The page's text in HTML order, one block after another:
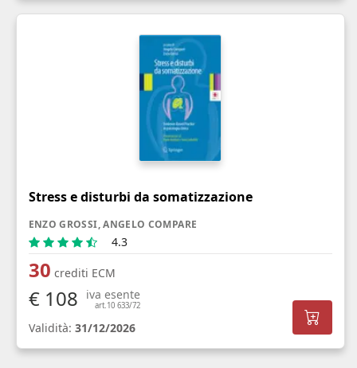
Stress e disturbi da somatizzazione
ENZO GROSSI, ANGELO COMPARE
4.3
30 crediti ECM
€ 108 iva esente
art.10 633/72
Validità: 31/12/2026